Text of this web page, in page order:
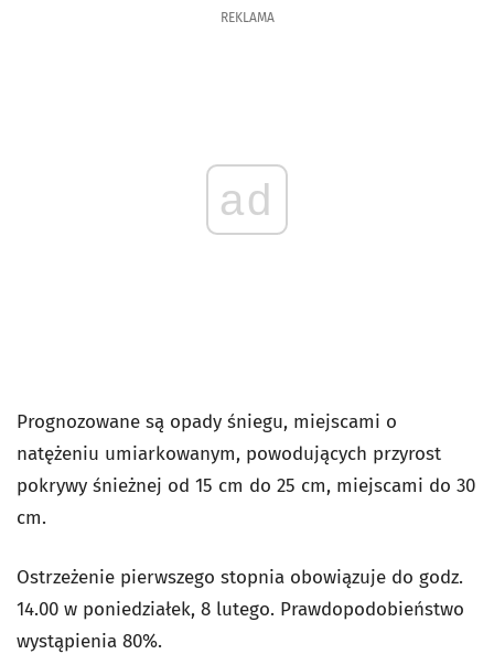
REKLAMA
ad
Prognozowane są opady śniegu, miejscami o
natężeniu umiarkowanym, powodujących przyrost
pokrywy śnieżnej od 15 cm do 25 cm, miejscami do 30
cm.
Ostrzeżenie pierwszego stopnia obowiązuje do godz.
14.00 w poniedziałek, 8 lutego. Prawdopodobieństwo
wystąpienia 80%.